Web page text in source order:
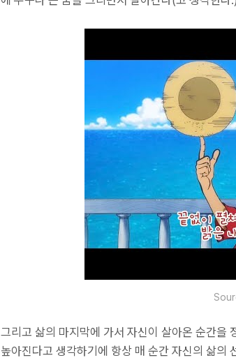
그리고 삶의 마지막에 가서 자신이 살아온 순간을
높아진다고 생각하기에 항상 매 순간 자신의 삶의